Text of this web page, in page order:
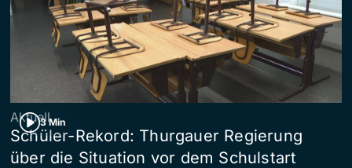
3 Min
Aktuell
Schüler-Rekord: Thurgauer Regierung
über die Situation vor dem Schulstart